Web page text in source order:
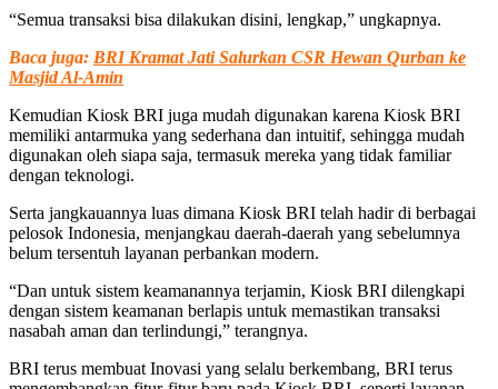
“Semua transaksi bisa dilakukan disini, lengkap,” ungkapnya.
Baca juga: BRI Kramat Jati Salurkan CSR Hewan Qurban ke
Masjid Al-Amin
Kemudian Kiosk BRI juga mudah digunakan karena Kiosk BRI
memiliki antarmuka yang sederhana dan intuitif, sehingga mudah
digunakan oleh siapa saja, termasuk mereka yang tidak familiar
dengan teknologi.
Serta jangkauannya luas dimana Kiosk BRI telah hadir di berbagai
pelosok Indonesia, menjangkau daerah-daerah yang sebelumnya
belum tersentuh layanan perbankan modern.
“Dan untuk sistem keamanannya terjamin, Kiosk BRI dilengkapi
dengan sistem keamanan berlapis untuk memastikan transaksi
nasabah aman dan terlindungi,” terangnya.
BRI terus membuat Inovasi yang selalu berkembang, BRI terus